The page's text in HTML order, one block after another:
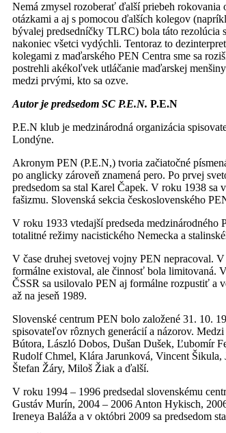
Nemá zmysel rozoberať ďalší priebeh rokovania
otázkami a aj s pomocou ďalších kolegov
bývalej predsedníčky TLRC) bola táto rezolúcia
nakoniec všetci vydýchli. Tentoraz to
kolegami z maďarského PEN Centra sme sa
postrehli akékoľvek utláčanie maďarskej
medzi prvými, kto sa ozve.
Autor je predsedom SC P.E.N. P.E.N
P.E.N klub je medzinárodná organizácia
Londýne.
Akronym PEN (P.E.N,) tvoria začiatočné
po anglicky zároveň znamená pero. Po prvej
predsedom sa stal Karel Čapek. V roku 1938
fašizmu. Slovenská sekcia československého
V roku 1933 vtedajší predseda
totalitné režimy nacistického Nemecka a
V čase druhej svetovej vojny PEN nepracoval.
formálne existoval, ale činnosť bola limitovaná.
ČSSR sa usilovalo PEN aj formálne rozpustiť a
až na jeseň 1989.
Slovenské centrum PEN bolo založené 31. 10.
spisovateľov rôznych generácií a názorov.
Bútora, László Dobos, Dušan Dušek, Ľubomír
Rudolf Chmel, Klára Jarunková, Vincent
Štefan Žáry, Miloš Žiak a ďalší.
V roku 1994 – 1996 predsedal slovenskému
Gustáv Murín, 2004 – 2006 Anton Hykisch,
Ireneya Baláža a v októbri 2009 sa predsedom